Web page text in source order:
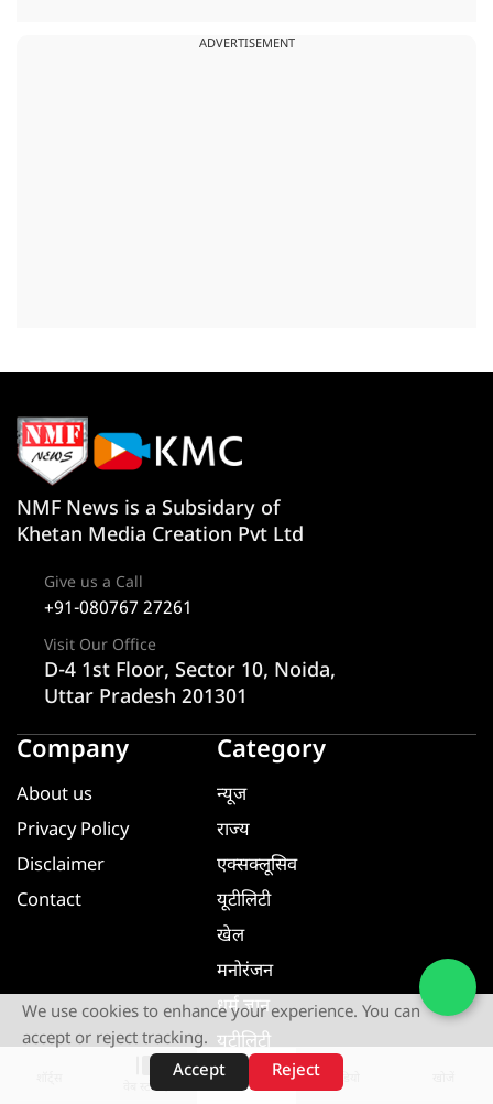
ADVERTISEMENT
वेब स्टोरीज़
NMF News is a Subsidary of
Khetan Media Creation Pvt Ltd
Give us a Call
+91-080767 27261
Visit Our Office
D-4 1st Floor, Sector 10, Noida,
Uttar Pradesh 201301
Company
About us
Privacy Policy
Disclaimer
Contact
Category
न्यूज
राज्य
एक्सक्लूसिव
यूटीलिटी
खेल
मनोरंजन
धर्म ज्ञान
यूटीलिटी
We use cookies to enhance your experience. You can
accept or reject tracking.
Accept
Reject